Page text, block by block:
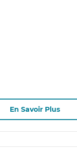
En Savoir Plus